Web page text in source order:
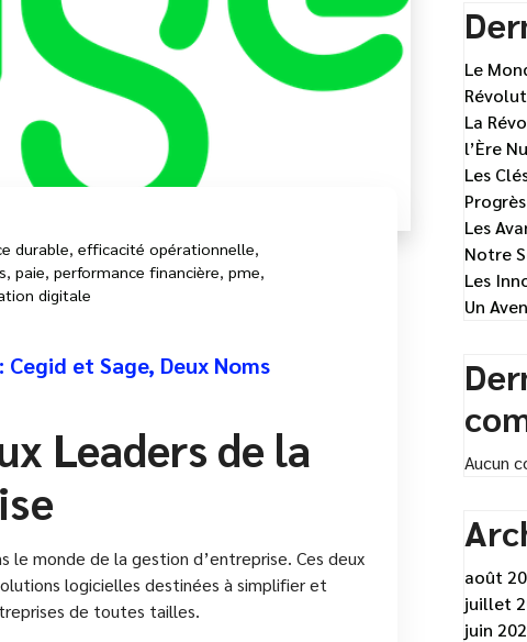
durable, efficacité opérationnelle,
, paie, performance financière, pme,
digitale
et Sage, Deux Noms
Leaders de la
le monde de la gestion d’entreprise. Ces deux
logicielles destinées à simplifier et
de toutes tailles.
Le
La
l’Ère
Les
Les
Notre
Les
Un
Aucun
août
juillet
juin